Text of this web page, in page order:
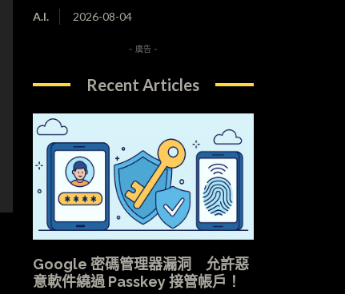
A.I. 2026-08-04
- 廣告 -
Recent Articles
Google 密碼管理器漏洞 允許惡
意軟件繞過 Passkey 接管帳戶！